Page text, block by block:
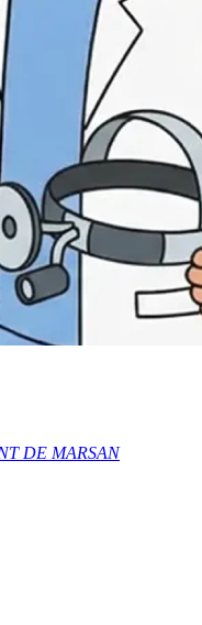
DE MARSAN